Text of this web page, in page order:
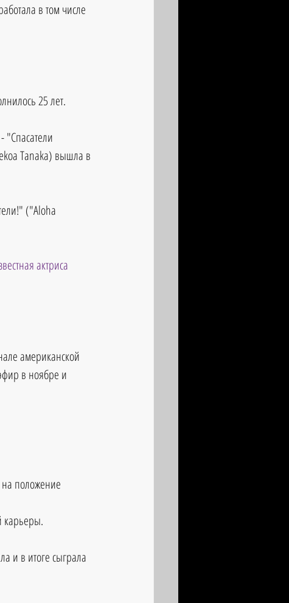
в том числе
25 лет.
"Спасатели
Tanaka) вышла в
("Aloha
актриса
американской
в ноябре и
на положение
карьеры.
и в итоге сыграла